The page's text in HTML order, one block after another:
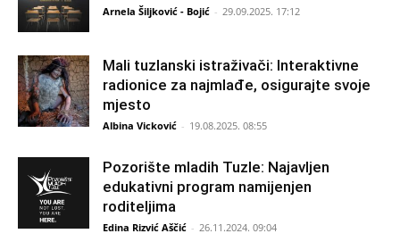
Arnela Šiljković - Bojić - 29.09.2025. 17:12
Mali tuzlanski istraživači: Interaktivne
radionice za najmlađe, osigurajte svoje
mjesto
Albina Vicković - 19.08.2025. 08:55
Pozorište mladih Tuzle: Najavljen
edukativni program namijenjen
roditeljima
Edina Rizvić Aščić - 26.11.2024. 09:04